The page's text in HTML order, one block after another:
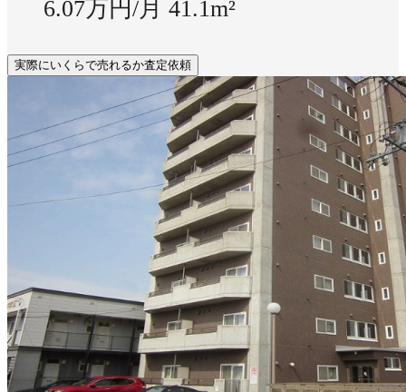
6.07万円/月 41.1m²
実際にいくらで売れるか査定依頼